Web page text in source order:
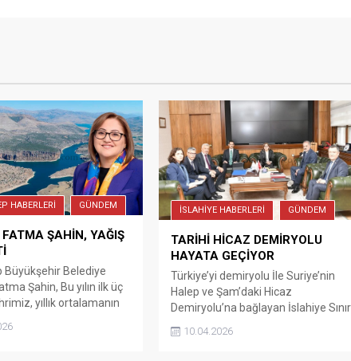
HABERLERİ GÜNDEM
FATMA ŞAHİN, YAĞIŞ
Büyükşehir Belediye
Şahin, Bu yılın ilk üç
yıllık ortalamanın
katı yağış aldı.
şükürler olsun, toprağın
İSLAHİYE HABERLERİ GÜNDEM
TARİHİ HİCAZ DEMİRYOLU
HAYATA GEÇİYOR
Türkiye’yi demiryolu İle Suriye’nin
Halep ve Şam’daki Hicaz
Demiryolu’na bağlayan İslahiye Sınır
için çalışmalarda sona gelindiği
10.04.2026